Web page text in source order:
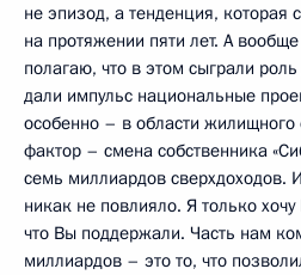
не эпизод, а тенденция, которая
на протяжении пяти лет. А
полагаю, что в этом сыграли
дали импульс национальные
особенно – в области жилищного
фактор – смена собственника
семь миллиардов сверхдоходов.
никак не повлияло. Я только
что Вы поддержали. Часть нам
миллиардов – это то, что